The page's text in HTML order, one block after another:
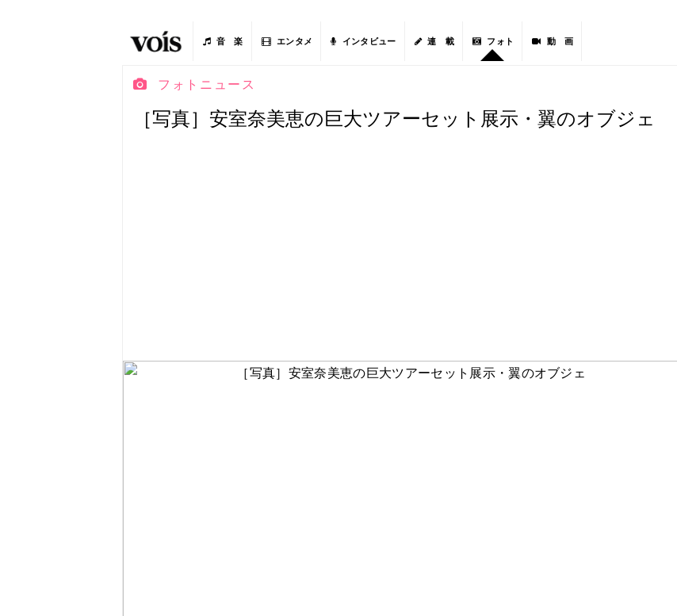
音 楽 エンタメ インタビュー 連 載 フォト 動 画
フォトニュース
［写真］安室奈美恵の巨大ツアーセット展示・翼のオブジェ